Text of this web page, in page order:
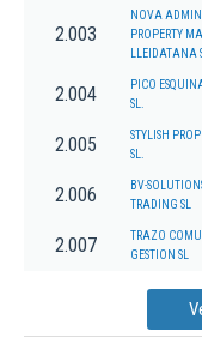
2.003
NOVA
PROPERTY
LLEIDATANA
2.004
PICO
SL.
2.005
STYLISH
SL.
2.006
BV-
TRADING SL
2.007
TRAZO
GESTION SL